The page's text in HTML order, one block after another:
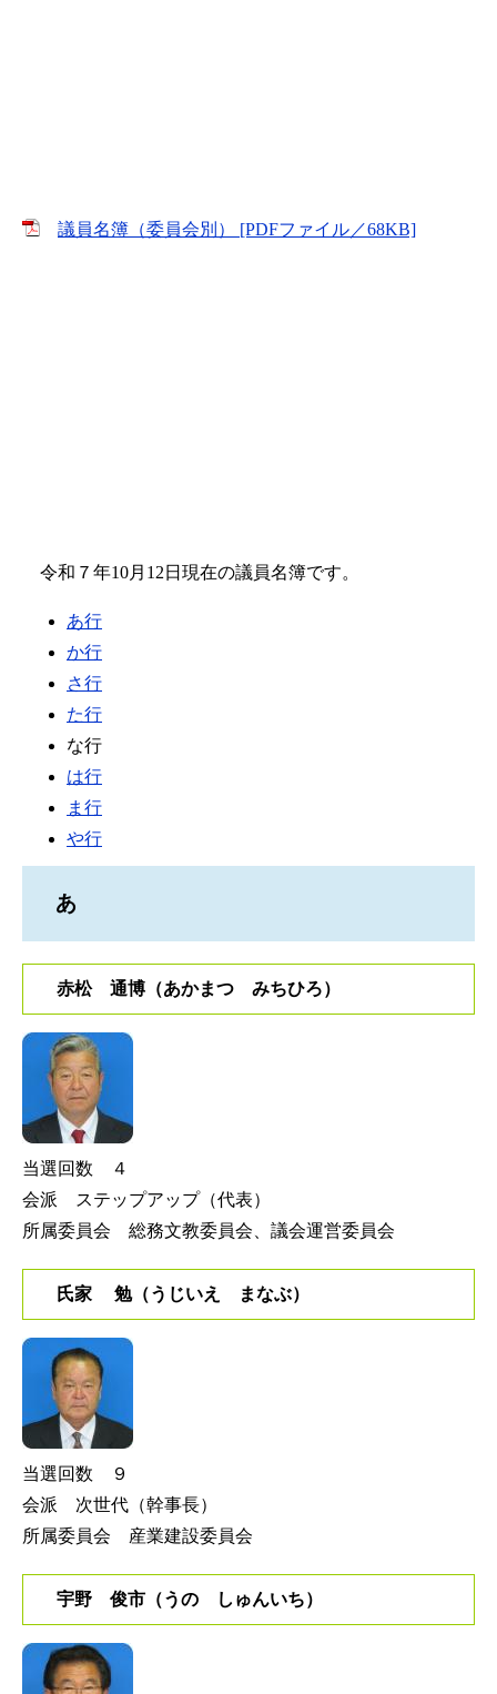
議員名簿（委員会別） [PDFファイル／68KB]
令和７年10月12日現在の議員名簿です。
あ行
か行
さ行
た行
な行
は行
ま行
や行
あ
赤松 通博（あかまつ みちひろ）
当選回数 ４
会派 ステップアップ（代表）
所属委員会 総務文教委員会、議会運営委員会
氏家 勉（うじいえ まなぶ）
当選回数 ９
会派 次世代（幹事長）
所属委員会 産業建設委員会
宇野 俊市（うの しゅんいち）